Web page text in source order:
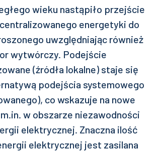
wieku nastąpiło przejście
energetyki do
uwzględniając również
wytwórczy. Podejście
(źródła lokalne) staje się
podejścia systemowego
co wskazuje na nowe
w obszarze niezawodności
elektrycznej. Znaczna ilość
elektrycznej jest zasilana